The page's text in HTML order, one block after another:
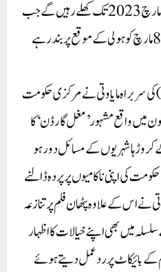
کے لیے کھولے جائیں گے اور 26 مارچ 2023 تک کھلے رہیں گے جب
کہ یہ ہر پیر کو بند رہے گا۔ نیز یہ باغ 8 مارچ کو ہولی کے موقع پر بند رہے
سربراہ مایاوتی نے مرکزی حکومت
میں واقع مشہور ’مغل گارڈن‘ کا
ہا شہریوں کے مسائل دور ہو
کی اپنی ناکامیوں پر پردہ ڈالنے
نے اس کے علاوہ پٹھان فلم پر تنازعہ
میں بھی اپنے خیالات کا اظہار
کے بائیکاٹ پر ردعمل دیتے ہوئے